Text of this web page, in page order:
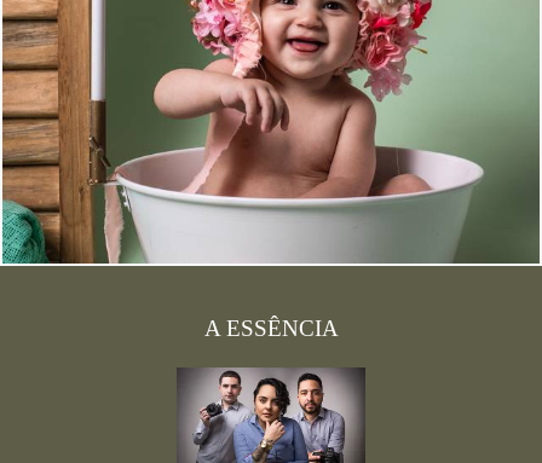
A ESSÊNCIA